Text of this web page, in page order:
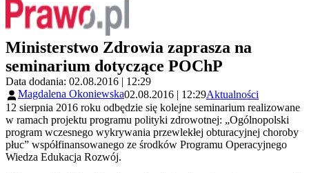
Ministerstwo Zdrowia zaprasza na
seminarium dotyczące POChP
Data dodania: 02.08.2016 | 12:29
Magdalena Okoniewska02.08.2016 | 12:29Aktualności
12 sierpnia 2016 roku odbędzie się kolejne seminarium realizowane
w ramach projektu programu polityki zdrowotnej: „Ogólnopolski
program wczesnego wykrywania przewlekłej obturacyjnej choroby
płuc” współfinansowanego ze środków Programu Operacyjnego
Wiedza Edukacja Rozwój.